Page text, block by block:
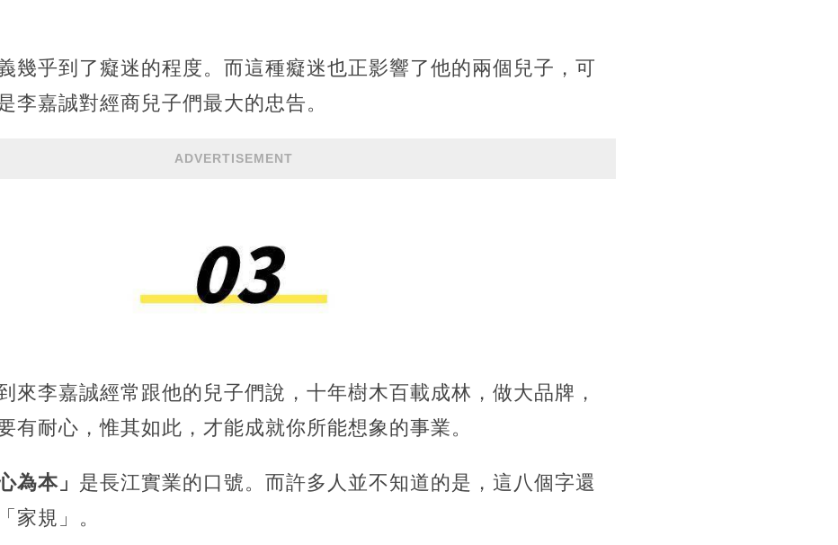
幾乎到了癡迷的程度。而這種癡迷也正影響了他的兩個兒子，可
李嘉誠對經商兒子們最大的忠告。
ADVERTISEMENT
來李嘉誠經常跟他的兒子們說，十年樹木百載成林，做大品牌，
有耐心，惟其如此，才能成就你所能想象的事業。
為本」 是長江實業的口號。而許多人並不知道的是，這八個字還
家規」。